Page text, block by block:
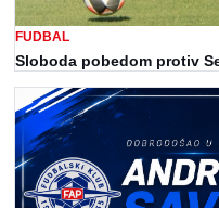
FUDBAL
Sloboda pobedom protiv